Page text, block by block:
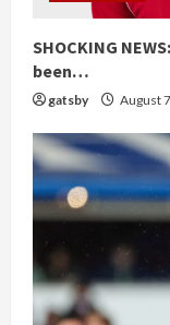
SHOCKING
been…
gatsby August